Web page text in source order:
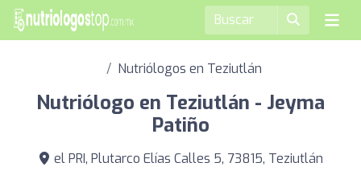
Nutriólogos en Teziutlán
Nutriólogo en Teziutlán - Jeyma
Patiño
el PRI, Plutarco Elías Calles 5, 73815, Teziutlán